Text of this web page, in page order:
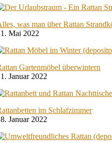
was man über Rattan
Mai 2022
Gartenmöbel überwintern
Januar 2022
im Schlafzimmer
Januar 2022